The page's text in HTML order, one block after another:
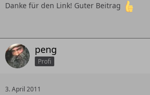
Danke für den Link! Guter Beitrag
peng
Profi
3. April 2011